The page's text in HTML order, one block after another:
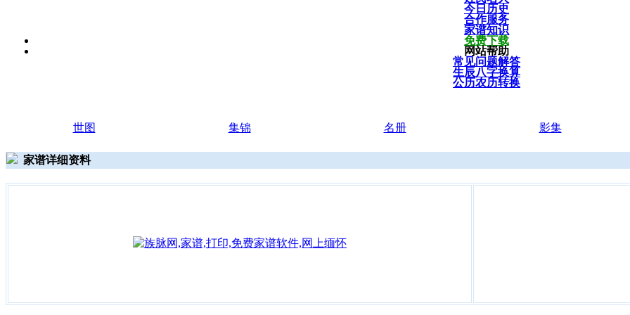
今日历史
合作服务
家谱知识
免费下载
网站帮助
常见问题解答
生辰八字换算
公历农历转换
世图 集锦 名册 影集
家谱详细资料